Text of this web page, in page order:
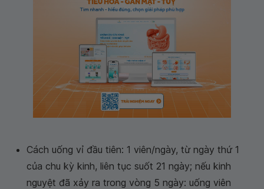
Cách uống vỉ đầu tiên: 1 viên/ngày, từ ngày thứ 1
của chu kỳ kinh, liên tục suốt 21 ngày; nếu kinh
nguyệt đã xảy ra trong vòng 5 ngày: uống viên